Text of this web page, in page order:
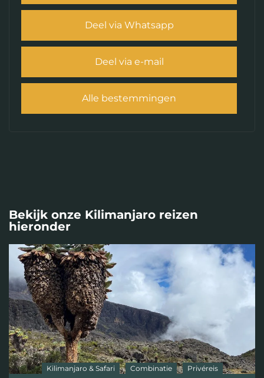
Deel via Whatsapp
Deel via e-mail
Alle bestemmingen
Bekijk onze Kilimanjaro reizen
hieronder
Kilimanjaro & Safari Combinatie Privéreis